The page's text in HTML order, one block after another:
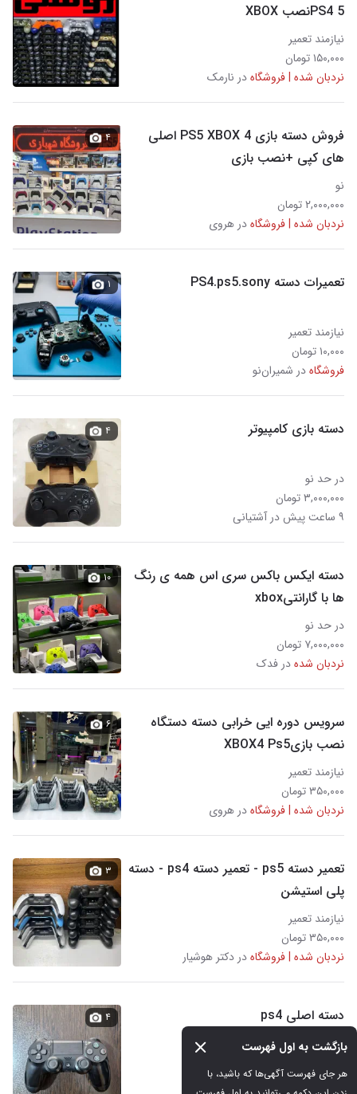
بازگشت به اول فهرست
PS4 5نصب XBOX
نیازمند تعمیر
۱۵۰,۰۰۰ تومان
نردبان شده | فروشگاهدر نارمک
فروش دسته بازی PS5 XBOX 4 اصلی
های کپی +نصب بازی
نو
۲,۰۰۰,۰۰۰ تومان
نردبان شده | فروشگاهدر هروی
۴
تعمیرات دسته PS4.ps5.sony
نیازمند تعمیر
۱۰,۰۰۰ تومان
فروشگاهدر شمیران‌نو
۱
دسته بازی کامپیوتر
در حد نو
۳,۰۰۰,۰۰۰ تومان
۹ ساعت پیش در آشتیانی
۴
دسته ایکس باکس سری اس همه ی رنگ
ها با گارانتیxbox
در حد نو
۷,۰۰۰,۰۰۰ تومان
نردبان شدهدر فدک
۱۰
سرویس دوره ایی خرابی دسته دستگاه
نصب بازیXBOX4 Ps5
نیازمند تعمیر
۳۵۰,۰۰۰ تومان
نردبان شده | فروشگاهدر هروی
۶
تعمیر دسته ps5 - تعمیر دسته ps4 - دسته
پلی استیشن
نیازمند تعمیر
۳۵۰,۰۰۰ تومان
نردبان شده | فروشگاهدر دکتر هوشیار
۳
دسته اصلی ps4
۳,۵۰۰,۰۰۰ تومان
۴